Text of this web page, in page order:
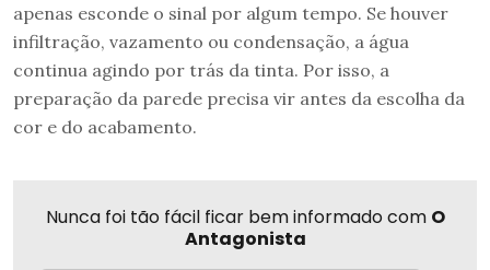
apenas esconde o sinal por algum tempo. Se houver
infiltração, vazamento ou condensação, a água
continua agindo por trás da tinta. Por isso, a
preparação da parede precisa vir antes da escolha da
cor e do acabamento.
Nunca foi tão fácil ficar bem informado com O
Antagonista